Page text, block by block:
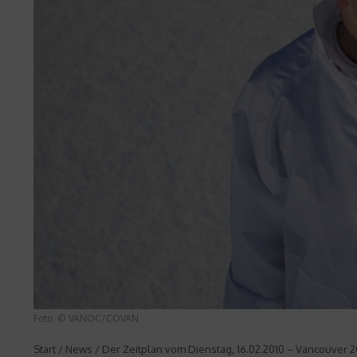
Foto: © VANOC/COVAN
Start / News / Der Zeitplan vom Dienstag, 16.02.2010 – Vancouver